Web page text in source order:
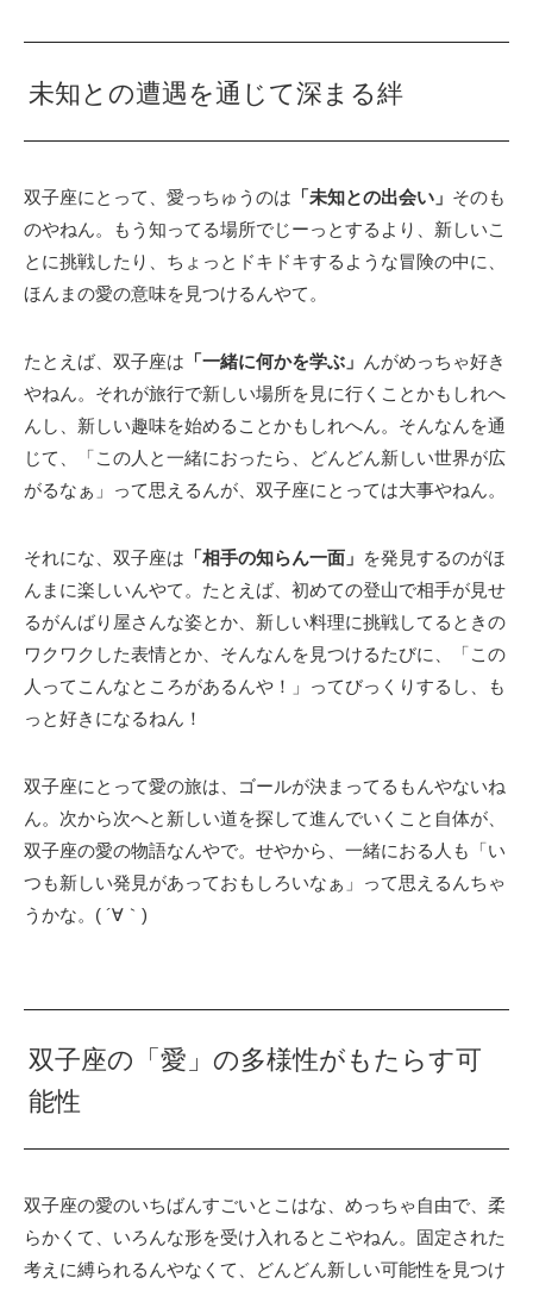
未知との遭遇を通じて深まる絆
双子座にとって、愛っちゅうのは 「未知との出会い」 そのも
のやねん。もう知ってる場所でじーっとするより、新しいこ
とに挑戦したり、ちょっとドキドキするような冒険の中に、
ほんまの愛の意味を見つけるんやて。
たとえば、双子座は 「一緒に何かを学ぶ」 んがめっちゃ好き
やねん。それが旅行で新しい場所を見に行くことかもしれへ
んし、新しい趣味を始めることかもしれへん。そんなんを通
じて、「この人と一緒におったら、どんどん新しい世界が広
がるなぁ」って思えるんが、双子座にとっては大事やねん。
それにな、双子座は 「相手の知らん一面」 を発見するのがほ
んまに楽しいんやて。たとえば、初めての登山で相手が見せ
るがんばり屋さんな姿とか、新しい料理に挑戦してるときの
ワクワクした表情とか、そんなんを見つけるたびに、「この
人ってこんなところがあるんや！」ってびっくりするし、も
っと好きになるねん！
双子座にとって愛の旅は、ゴールが決まってるもんやないね
ん。次から次へと新しい道を探して進んでいくこと自体が、
双子座の愛の物語なんやで。せやから、一緒におる人も「い
つも新しい発見があっておもしろいなぁ」って思えるんちゃ
うかな。( ´∀｀)
双子座の「愛」の多様性がもたらす可
能性
双子座の愛のいちばんすごいとこはな、めっちゃ自由で、柔
らかくて、いろんな形を受け入れるとこやねん。固定された
考えに縛られるんやなくて、どんどん新しい可能性を見つけ